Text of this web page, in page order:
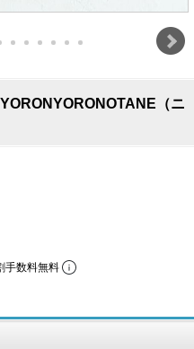
（ニ
手数料無料